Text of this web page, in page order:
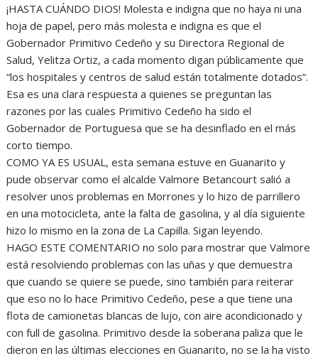
¡HASTA CUÁNDO DIOS! Molesta e indigna que no haya ni una
hoja de papel, pero más molesta e indigna es que el
Gobernador Primitivo Cedeño y su Directora Regional de
Salud, Yelitza Ortiz, a cada momento digan públicamente que
“los hospitales y centros de salud están totalmente dotados”.
Esa es una clara respuesta a quienes se preguntan las
razones por las cuales Primitivo Cedeño ha sido el
Gobernador de Portuguesa que se ha desinflado en el más
corto tiempo.
COMO YA ES USUAL, esta semana estuve en Guanarito y
pude observar como el alcalde Valmore Betancourt salió a
resolver unos problemas en Morrones y lo hizo de parrillero
en una motocicleta, ante la falta de gasolina, y al día siguiente
hizo lo mismo en la zona de La Capilla. Sigan leyendo.
HAGO ESTE COMENTARIO no solo para mostrar que Valmore
está resolviendo problemas con las uñas y que demuestra
que cuando se quiere se puede, sino también para reiterar
que eso no lo hace Primitivo Cedeño, pese a que tiene una
flota de camionetas blancas de lujo, con aire acondicionado y
con full de gasolina. Primitivo desde la soberana paliza que le
dieron en las últimas elecciones en Guanarito, no se la ha visto